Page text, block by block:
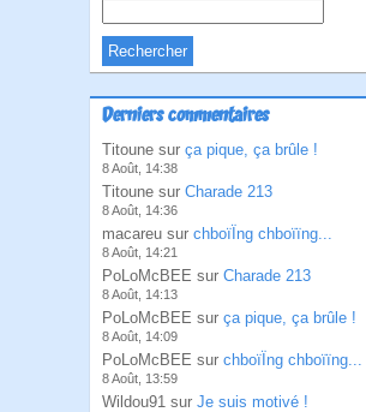
Derniers commentaires
Titoune sur ça pique, ça brûle !
8 Août, 14:38
Titoune sur Charade 213
8 Août, 14:36
macareu sur chboïÏng chboïïng...
8 Août, 14:21
PoLoMcBEE sur Charade 213
8 Août, 14:13
PoLoMcBEE sur ça pique, ça brûle !
8 Août, 14:09
PoLoMcBEE sur chboïÏng chboïïng...
8 Août, 13:59
Wildou91 sur Je suis motivé !